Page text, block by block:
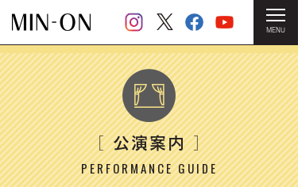
MENU
HOME ＞ 公演案内
［公演案内］
PERFORMANCE GUIDE